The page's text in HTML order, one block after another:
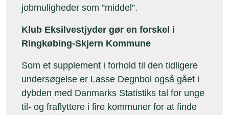
jobmuligheder som ”middel”.
Klub Eksilvestjyder gør en forskel i
Ringkøbing-Skjern Kommune
Som et supplement i forhold til den tidligere
undersøgelse er Lasse Degnbol også gået i
dybden med Danmarks Statistiks tal for unge
til- og fraflyttere i fire kommuner for at finde